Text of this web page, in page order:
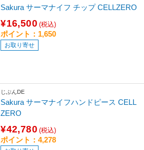
Sakura サーマナイフ チップ CELLZERO
¥16,500 (税込)
ポイント：1,650
お取り寄せ
じぶんDE
Sakura サーマナイフハンドピース CELL
ZERO
¥42,780 (税込)
ポイント：4,278